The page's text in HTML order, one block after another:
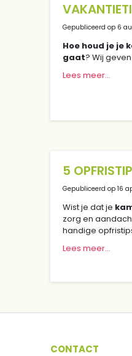
Gepubliceerd op 6
Hoe houd je je
gaat? Wij
Lees meer...
5
Gepubliceerd op 16
Wist je dat je
zorg en
handige
Lees meer...
CONTACT